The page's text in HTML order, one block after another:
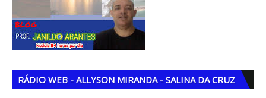
RÁDIO WEB - ALLYSON MIRANDA - SALINA DA CRUZ